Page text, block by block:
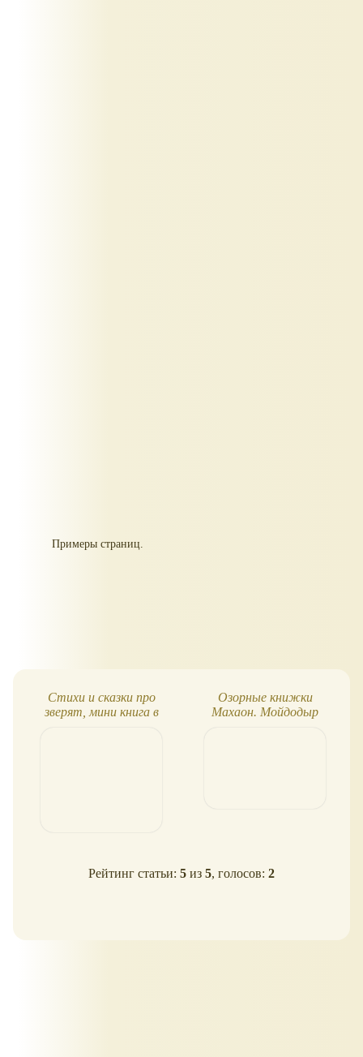
Примеры страниц.
Стихи и сказки про
зверят, мини книга в
Озорные книжки
Махаон. Мойдодыр
Рейтинг статьи: 5 из 5, голосов: 2